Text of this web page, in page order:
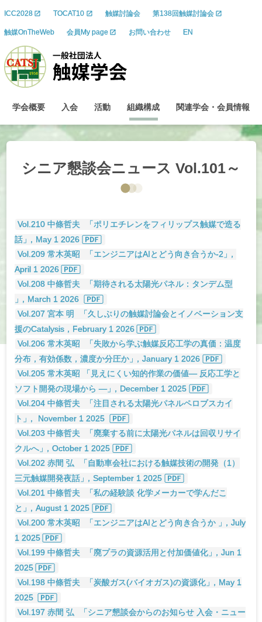
ICC2028 TOCAT10 触媒討論会 第138回触媒討論会
触媒OnTheWeb 会員My page お問い合わせ EN
学会概要 入会 活動 組織構成 関連学会 ・ 会員情報
シニア懇談会ニュース Vol.101～
Vol.210 中條哲夫
「ポリエチレンをフィリップス触媒で造る
話」 ，May 1 2026
Vol.209 常木英昭
「エンジニアはAIとどう向き合うか-2」 ，
April 1 2026
Vol.208 中條哲夫
「期待される太陽光パネル：タンデム型
」 ，March 1 2026
Vol.207 宮本 明
「久しぶりの触媒討論会とイノベーション支
援のCatalysis，February 1 2026
Vol.206 常木英昭
「失敗から学ぶ触媒反応工学の真価：温度
分布，有効係数，濃度か分圧か」 ，January 1 2026
Vol.205 常木英昭 「見えにくい知的作業の価値― 反応工学と
ソフト開発の現場から ―」 ，December 1 2025
Vol.204 中條哲夫
「注目される太陽光パネルペロブスカイ
ト 」 ， November 1 2025
Vol.203 中條哲夫
「廃棄する前に太陽光パネルは回収リサイ
クルへ」 ，October 1 2025
Vol.202 赤間 弘
「自動車会社における触媒技術の開発（1）
三元触媒開発夜話」 ，September 1 2025
Vol.201 中條哲夫
「私の経験談 化学メーカーで学んだこ
と 」 ，August 1 2025
Vol.200 常木英昭
「エンジニアはAIとどう向き合うか 」 ，July
1 2025
Vol.199 中條哲夫
「廃プラの資源活用と付加価値化」 ，Jun 1
2025
Vol.198 中條哲夫
「炭酸ガス(バイオガス)の資源化」 ，May 1
2025
Vol.197 赤間 弘
「シニア懇談会からのお知らせ 入会・ニュー